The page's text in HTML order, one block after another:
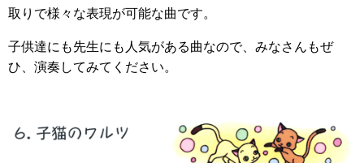
取りで様々な表現が可能な曲です。
子供達にも先生にも人気がある曲なので、みなさんもぜ
ひ、演奏してみてください。